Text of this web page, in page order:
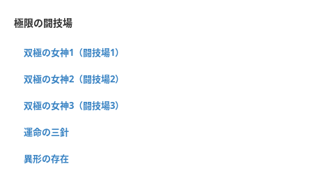
極限の闘技場
双極の女神1（闘技場1）
双極の女神2（闘技場2）
双極の女神3（闘技場3）
運命の三針
異形の存在